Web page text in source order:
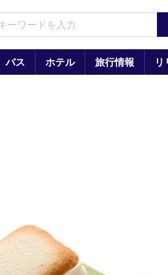
バス ホテル 旅行情報 リ